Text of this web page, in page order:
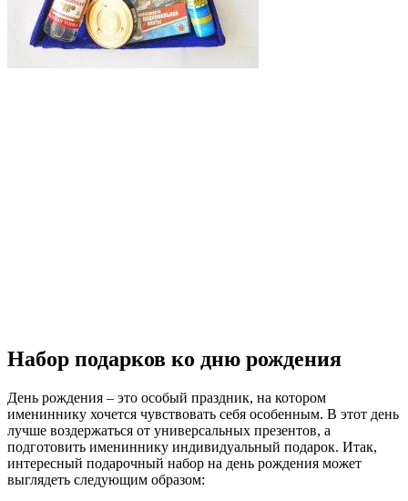
Набор подарков ко дню рождения
День рождения – это особый праздник, на котором
имениннику хочется чувствовать себя особенным. В этот день
лучше воздержаться от универсальных презентов, а
подготовить имениннику индивидуальный подарок. Итак,
интересный подарочный набор на день рождения может
выглядеть следующим образом: